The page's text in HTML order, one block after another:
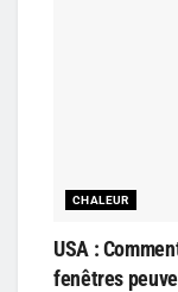
CHALEUR
USA :
fenêtres